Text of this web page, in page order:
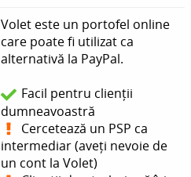
Volet este un portofel online
care poate fi utilizat ca
alternativă la PayPal.
Facil pentru clienții
dumneavoastră
Cercetează un PSP ca
intermediar (aveți nevoie de
un cont la Volet)